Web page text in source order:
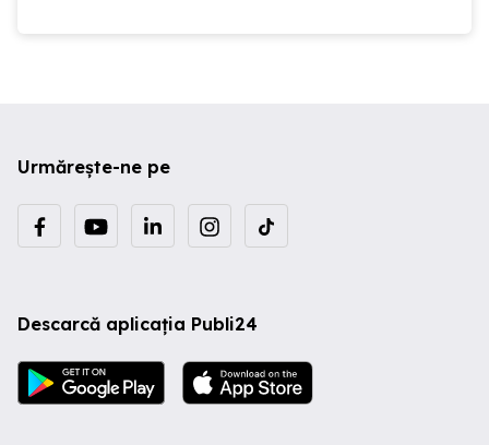
Urmărește-ne pe
Descarcă aplicația Publi24